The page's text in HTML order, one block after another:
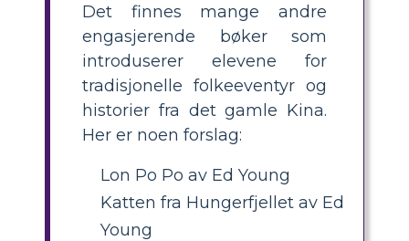
Det finnes mange andre
engasjerende bøker som
introduserer elevene for
tradisjonelle folkeeventyr og
historier fra det gamle Kina.
Her er noen forslag:
Lon Po Po av Ed Young
Katten fra Hungerfjellet av Ed
Young